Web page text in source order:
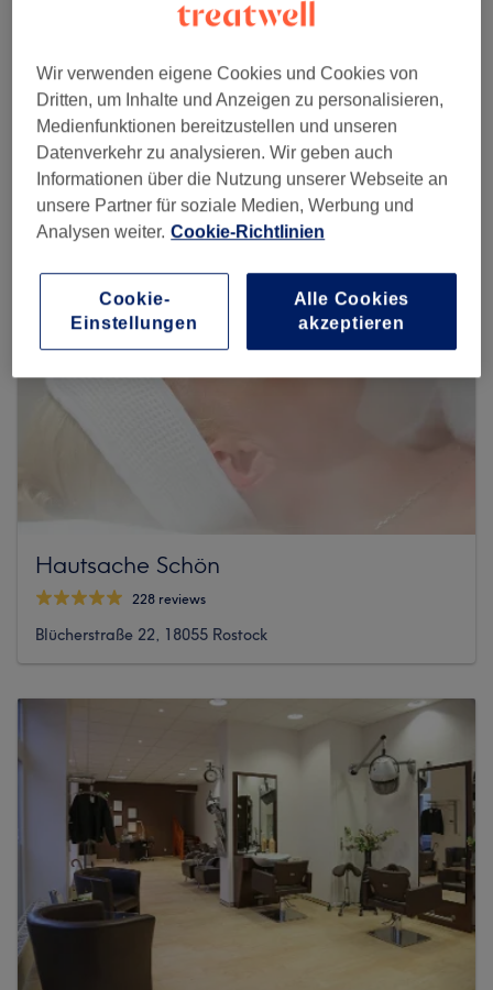
Finde die besten Salons in deiner Nähe
Auf Treatwell finden
Hautsache Schön
228 reviews
Blücherstraße 22, 18055 Rostock
Wir verwenden eigene Cookies und Cookies von
Dritten, um Inhalte und Anzeigen zu personalisieren,
Medienfunktionen bereitzustellen und unseren
Datenverkehr zu analysieren. Wir geben auch
Informationen über die Nutzung unserer Webseite an
unsere Partner für soziale Medien, Werbung und
Analysen weiter. Cookie-Richtlinien
Cookie-
Einstellungen
Alle Cookies
akzeptieren